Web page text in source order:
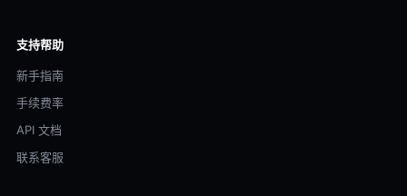
支持帮助
新手指南
手续费率
API 文档
联系客服